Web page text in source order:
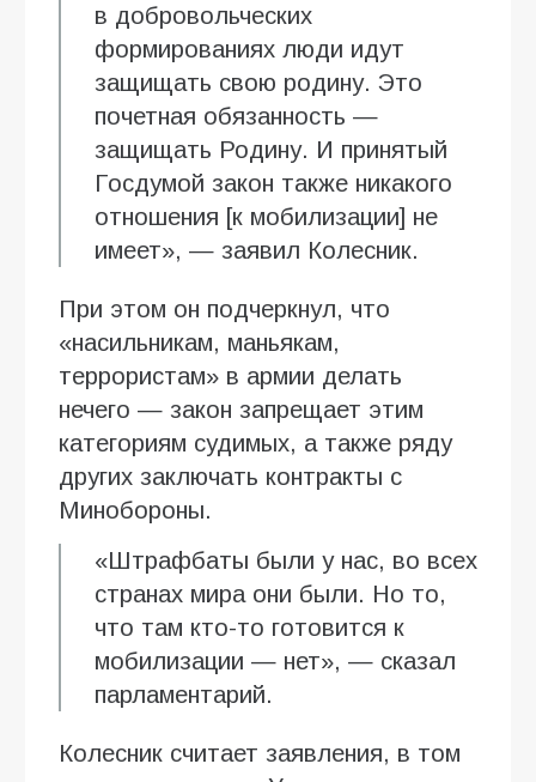
в добровольческих
формированиях люди идут
защищать свою родину. Это
почетная обязанность —
защищать Родину. И принятый
Госдумой закон также никакого
отношения [к мобилизации] не
имеет», — заявил Колесник.
При этом он подчеркнул, что
«насильникам, маньякам,
террористам» в армии делать
нечего — закон запрещает этим
категориям судимых, а также ряду
других заключать контракты с
Минобороны.
«Штрафбаты были у нас, во всех
странах мира они были. Но то,
что там кто-то готовится к
мобилизации — нет», — сказал
парламентарий.
Колесник считает заявления, в том